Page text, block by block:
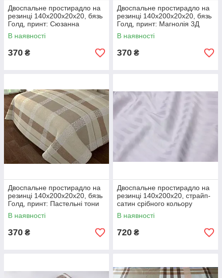
Двоспальне простирадло на
резинці 140х200х20х20, бязь
Голд, принт: Сюзанна
В наявності
370 ₴
Двоспальне простирадло на
резинці 140х200х20х20, бязь
Голд, принт: Магнолія 3Д
В наявності
370 ₴
Двоспальне простирадло на
резинці 140х200х20х20, бязь
Голд, принт: Пастельні тони
В наявності
370 ₴
Двоспальне простирадло на
резинці 140х200х20, страйп-
сатин срібного кольору
В наявності
720 ₴